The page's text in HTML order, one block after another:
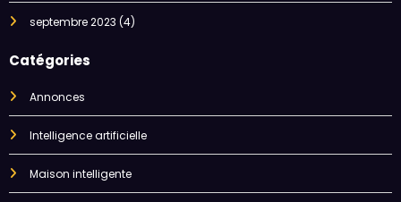
septembre 2023 (4)
Catégories
Annonces
Intelligence artificielle
Maison intelligente